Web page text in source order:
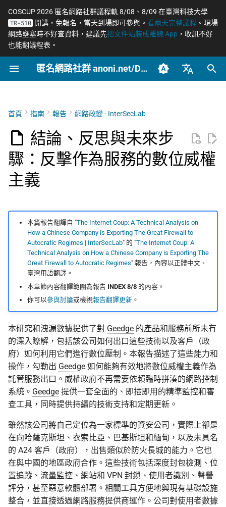
COSCUP 2026 匿名網路社群議程軌 8/08、8/09 在臺灣科技大學
TR-510 開講，免報名，當天到場即可參與。 看兩天完整議程 。現場
網路壅塞時不好查資料，建議先把文件站裝成離線 App ，收訊不好
也能翻議程表。
匿名網路社群 anoni.net/Docs
English (en-US)
正
初
尋
引
擎
網路自由為什麼重要
威脅模型如何建立
Metadata 是什麼，為什麼
重要
監控現在做得到什麼
怎麼維持多個網路身分
為什麼匿名支付重要
什麼是匿名網路？
Tor Browser 進階設定
Tor Snowflake
OnionShare
加密 DNS 怎麼選、怎麼確
認真的生效
什麼是 Tails
Tails、Whonix、Qubes 的
差別
GrapheneOS：高度隱私的
行動作業系統
什麼是 OONI
OONI Run v2 操作說明
什麼是 CryptPad
匿名通訊工具比較
密碼管理器入門
Asian Diceware：帶亞洲味
的英文密語字典
一般人平常該做到什麼
社運行動者的數位準備
LGBTQ+ 與性少數的匿名
社交
家暴受害者的數位準備
倡議組織的匿名捐款管道
在中國大陸的公開平台傳
播資訊
出差與研討會的數位準備
（東亞與東南亞）
出國前數位安全：用 AI 自
助產生目的地概況
端對端加密如何運作
去中心化網站發布
零知識身分驗證與支付
常被誤認為匿名的網路
對國際社會的影響
對關注自由和開放網路的技術
社群的影響
對法證研究人員的影響
編輯團隊
Thales 集團
AppLogic Networks（前身
為 Sandvine）
Investcom Holding，ATOM
（前 Telenor Myanmar）的
母公司
三井物產，Campana 的股
摘要與主要發現
EtherFabric 與 ADLINK 的
角色和回應
結論
編輯觀察：台灣的後續反
OONI 網站檢測清單
Tor Relays 觀測點
台灣個資法 2025 修法
台灣 VASP 法 2026
軟體更新日誌 Tor 更新日誌
Arti 更新日誌
OONI 更新日誌
2026
文章類型
OONI
Tails
Tor
公告
更新
活動
社群
觀察
隱私
開始參與 如何參與與認領主題
貢獻者百科
BECOME_ANONI
Tor Project 生態與對接
社群自架服務
中文化與文件翻譯
為什麼我們用「正體中
文」而非「繁體中文」
校園 Tor Relay 提案範本
校園 Tor Relay 架設
校園 Tor Relay：給校
onionoo MCP：Tor 中
點查詢服務
ASN 觀測資料擷取與分
OONI 測量資料結構導覽
封鎖
OONI 測項速查表
上傳機敏資訊流程
幫忙 pin 文件站的 IPFS
推動主題
2026 年度路線圖
Tor Relay 校園建立研
題
匿名支付研究專題
COSCUP 2026 公開徵稿
匿名網路工作坊 2025/08
籌備頁面
籌備：匿名網路工作坊
2025/08
持續關注
首頁 指南 報告 網路政變 - InterSecLab
結論、反思與未來步
驟：反擊作為服務的數位威權
主義
本篇報告翻譯自 "The Internet Coup: A Technical Analysis on
How a Chinese Company is Exporting The Great Firewall to
Autocratic Regimes | InterSecLab" 的 "The Internet Coup: A
Technical Analysis on How a Chinese Company is Exporting The
Great Firewall to Autocratic Regimes" 報告，內容以正體中文、
臺灣用語翻譯。
本章節內容翻譯範圍為報告 INDEX 8/8的內容。
你可以參與討論或檢視報告翻譯更新。
本研究和洩漏數據提供了對 Geedge 的產品和服務前所未有
的深入瞭解，包括該公司如何出口這些技術以及客戶（政
府）如何利用它們進行數位壓制。本報告描述了這些能力和
操作，勾勒出 Geedge 如何能夠有效地將數位威權主義作為
託管服務出口。威權政府不再需要依賴臨時拼湊的網路控制
系統。 Geedge 提供一套全面的、即插即用的精準監控和審
查工具，同時提供持續的技術支持和定期更新。
雖然該公司將自己定位為一家標準的資安公司，實際上卻是
在向哈薩克斯坦、衣索比亞、巴基斯坦和緬甸，以及未具名
的 A24 客戶（政府），出售類似於防火長城的能力。它也
在與中國的地區政府合作。這些技術包括深度封包檢測、位
置追蹤、流量監控、網站和 VPN 封鎖、使用者識別、聲譽
評分，甚至惡意軟體部署。相關工具方便地與現有基礎設施
整合，並直接透過網路服務提供商運作。公司對使用者數據